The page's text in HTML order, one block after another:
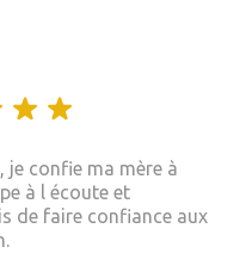
je confie ma mère à
à l écoute et
de faire confiance aux